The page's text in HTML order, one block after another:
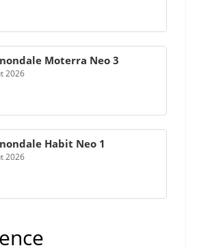
Moterra Neo 3
2026
Habit Neo 1
2026